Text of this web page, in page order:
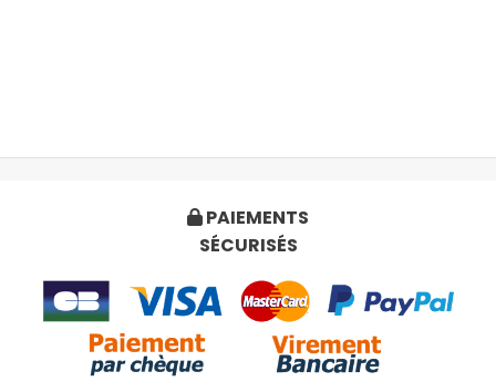
 PAIEMENTS
SÉCURISÉS